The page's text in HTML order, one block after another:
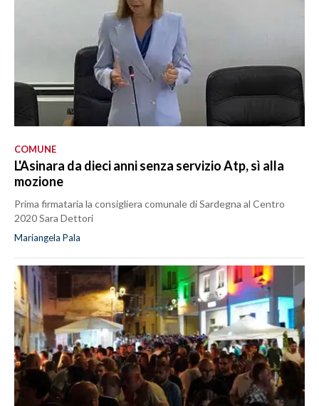
COMUNE
L'Asinara da dieci anni senza servizio Atp, sì alla
mozione
Prima firmataria la consigliera comunale di Sardegna al Centro
2020 Sara Dettori
Mariangela Pala